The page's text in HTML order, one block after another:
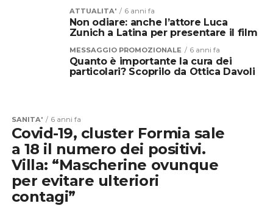
ATTUALITA' 6 anni fa
Non odiare: anche l’attore Luca
Zunich a Latina per presentare il film
MESSAGGIO PROMOZIONALE 6 anni fa
Quanto è importante la cura dei
particolari? Scoprilo da Ottica Davoli
SANITA' 6 anni fa
Covid-19, cluster Formia sale
a 18 il numero dei positivi.
Villa: “Mascherine ovunque
per evitare ulteriori
contagi”